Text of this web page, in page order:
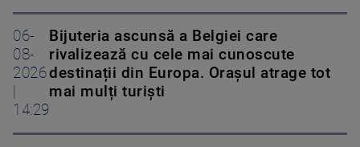
06-
08-
2026
14:29
Bijuteria ascunsă a Belgiei care
rivalizează cu cele mai cunoscute
destinații din Europa. Orașul atrage tot
mai mulți turiști